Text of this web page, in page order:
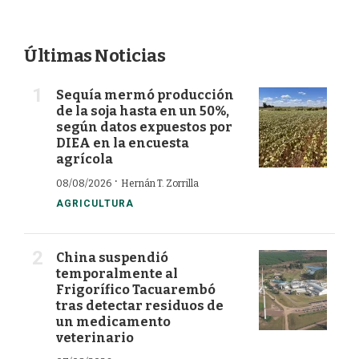
Últimas Noticias
Sequía mermó producción
de la soja hasta en un 50%,
según datos expuestos por
DIEA en la encuesta
agrícola
08/08/2026 · Hernán T. Zorrilla
AGRICULTURA
China suspendió
temporalmente al
Frigorífico Tacuarembó
tras detectar residuos de
un medicamento
veterinario